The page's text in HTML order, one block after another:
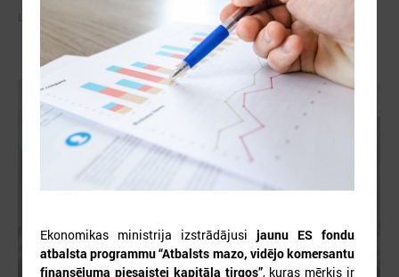
Ekonomikas ministrija izstrādājusi jaunu ES fondu
atbalsta programmu “Atbalsts mazo, vidējo komersantu
finansējuma piesaistei kapitāla tirgos”, kuras mērķis ir